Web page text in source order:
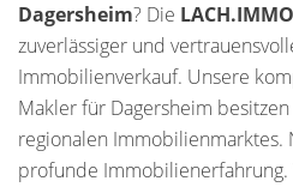
Dagersheim? Die
zuverlässiger und
Immobilienverkauf. Unsere
Makler für Dagersheim
regionalen Immobilienmarktes.
profunde Immobilienerfahrung.